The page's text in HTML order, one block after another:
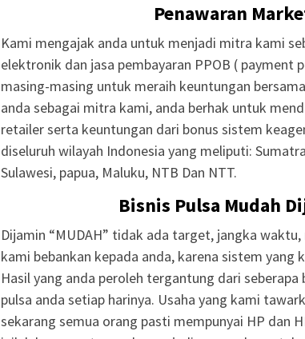
Penawaran
Kami mengajak anda untuk menjadi mitra kami
elektronik dan jasa pembayaran PPOB ( payment
masing-masing untuk meraih keuntungan
anda sebagai mitra kami, anda berhak untuk
retailer serta keuntungan dari bonus sistem
diseluruh wilayah Indonesia yang meliputi:
Sulawesi, papua, Maluku, NTB Dan NTT.
Bisnis Pulsa Mudah
Dijamin “MUDAH” tidak ada target, jangka
kami bebankan kepada anda, karena sistem yang
Hasil yang anda peroleh tergantung dari
pulsa anda setiap harinya. Usaha yang kami
sekarang semua orang pasti mempunyai HP dan